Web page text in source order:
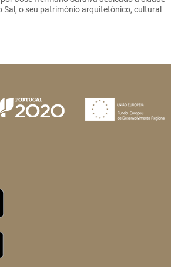
Sal, o seu património arquitetónico, cultural